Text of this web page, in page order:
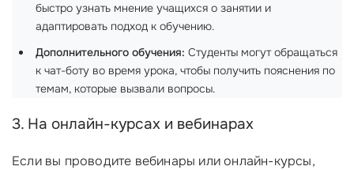
быстро узнать мнение учащихся о занятии и
адаптировать подход к обучению.
Дополнительного обучения: Студенты могут обращаться
к чат-боту во время урока, чтобы получить пояснения по
темам, которые вызвали вопросы.
3. На онлайн-курсах и вебинарах
Если вы проводите вебинары или онлайн-курсы,